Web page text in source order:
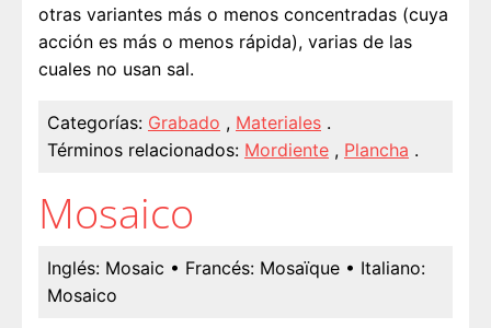
otras variantes más o menos concentradas (cuya
acción es más o menos rápida), varias de las
cuales no usan sal.
Categorías: Grabado , Materiales .
Términos relacionados: Mordiente , Plancha .
Mosaico
Inglés: Mosaic • Francés: Mosaïque • Italiano:
Mosaico